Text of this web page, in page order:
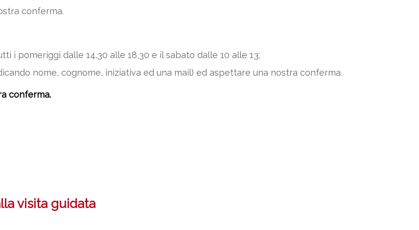
conferma.
i pomeriggi dalle 14,30 alle 18,30 e il sabato dalle 10 alle 13;
nome, cognome, iniziativa ed una mail) ed aspettare una nostra conferma.
conferma.
visita guidata